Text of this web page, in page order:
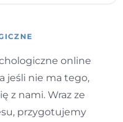
online
jeśli nie ma tego,
z nami. Wraz ze
przygotujemy